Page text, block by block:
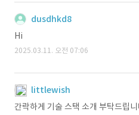
dusdhkd8
Hi
2025.03.11. 오전 07:06
littlewish
간락하게 기술 스택 소개 부탁드립니